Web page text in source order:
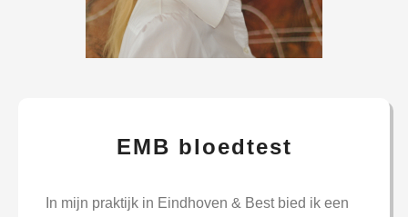
EMB bloedtest
In mijn praktijk in Eindhoven & Best bied ik een